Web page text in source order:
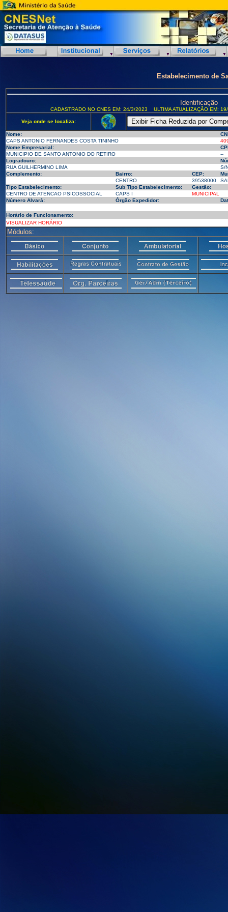
Estabelecimento de
Identificação
CADASTRADO NO CNES EM: 24/3/2023 ULTIMA ATUALIZAÇÃO EM:
Veja onde se localiza:
Nome:
CAPS ANTONIO FERNANDES COSTA TININHO
Nome Empresarial:
MUNICIPIO DE SANTO ANTONIO DO RETIRO
--
Logradouro:
RUA GUILHERMINO LIMA
S/
Complemento:
Bairro: CEP:
CENTRO
39538000
Tipo Estabelecimento:
Sub Tipo Estabelecimento:
Gestão:
CENTRO DE ATENCAO PSICOSSOCIAL
CAPS I
MUNICIPAL
Número Alvará:
Órgão Expedidor:
Horário de Funcionamento:
VISUALIZAR HORÁRIO
Módulos: